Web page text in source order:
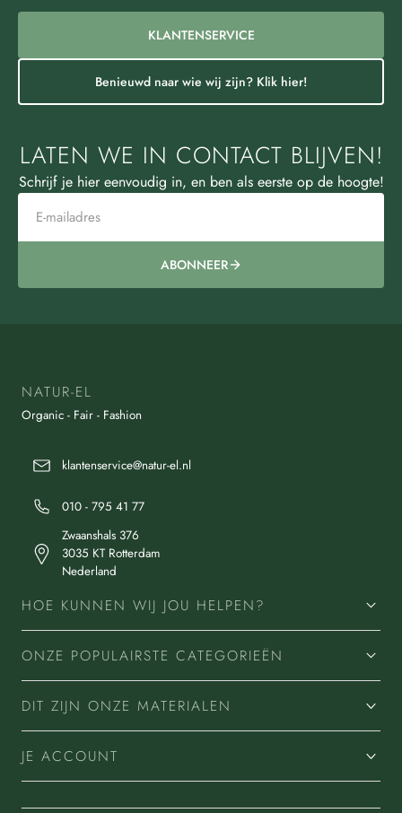
KLANTENSERVICE
Benieuwd naar wie wij zijn? Klik hier!
LATEN WE IN CONTACT BLIJVEN!
Schrijf je hier eenvoudig in, en ben als eerste op de hoogte!
ABONNEER
NATUR-EL
Organic - Fair - Fashion
klantenservice@natur-el.nl
010 - 795 41 77
Zwaanshals 376
3035 KT Rotterdam
Nederland
HOE KUNNEN WIJ JOU HELPEN?
ONZE POPULAIRSTE CATEGORIEËN
DIT ZIJN ONZE MATERIALEN
JE ACCOUNT